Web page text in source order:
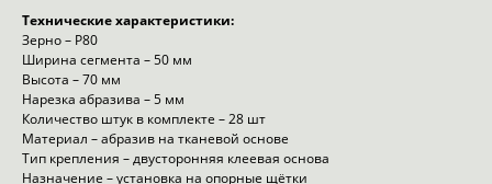
Технические характеристики:
Зерно – Р80
Ширина сегмента – 50 мм
Высота – 70 мм
Нарезка абразива – 5 мм
Количество штук в комплекте – 28 шт
Материал – абразив на тканевой основе
Тип крепления – двусторонняя клеевая основа
Назначение – установка на опорные щётки